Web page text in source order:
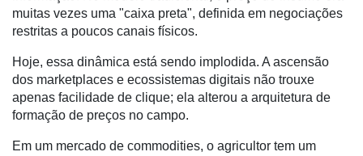
Cadastre-
muitas vezes uma "caixa preta", definida em negociações
restritas a poucos canais físicos.
Hoje, essa dinâmica está sendo implodida. A ascensão
dos marketplaces e ecossistemas digitais não trouxe
apenas facilidade de clique; ela alterou a arquitetura de
formação de preços no campo.
Em um mercado de commodities, o agricultor tem um